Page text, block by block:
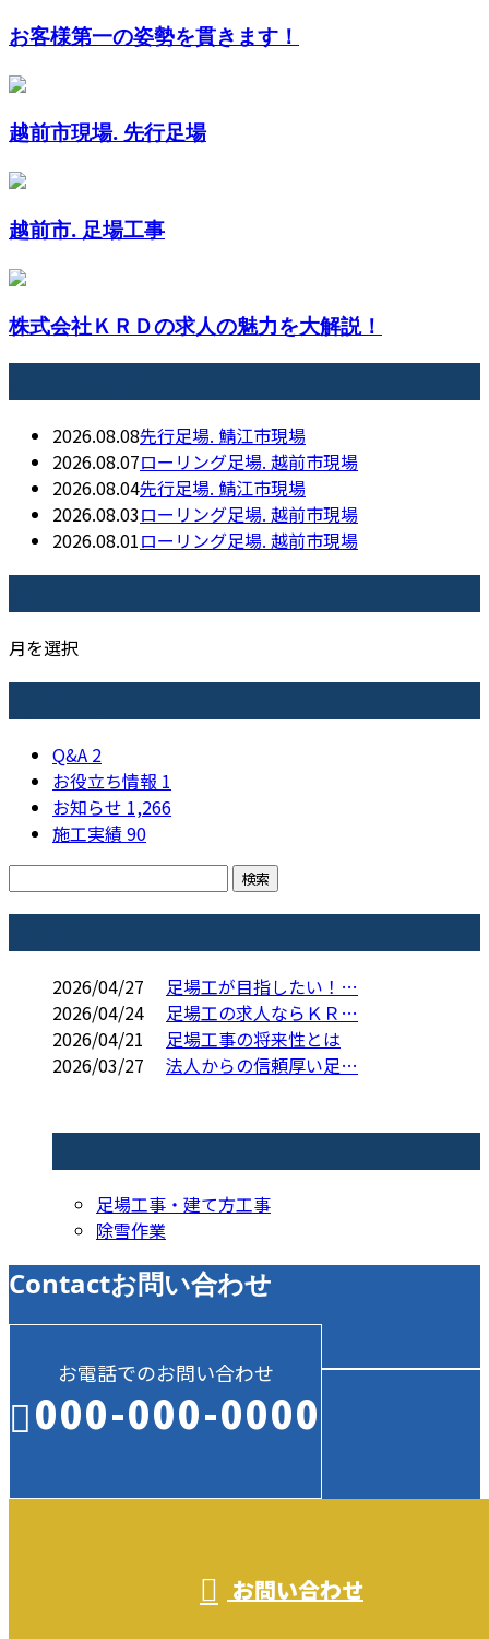
お客様第一の姿勢を貫きます！
越前市現場. 先行足場
越前市. 足場工事
株式会社ＫＲＤの求人の魅力を大解説！
2026.08.08先行足場. 鯖江市現場
2026.08.07ローリング足場. 越前市現場
2026.08.04先行足場. 鯖江市現場
2026.08.03ローリング足場. 越前市現場
2026.08.01ローリング足場. 越前市現場
月を選択
Q&A 2
お役立ち情報 1
お知らせ 1,266
施工実績90
2026/04/27
足場工が目指したい！…
2026/04/24
足場工の求人ならＫＲ…
2026/04/21
足場工事の将来性とは
2026/03/27
法人からの信頼厚い足…
足場工事・建て方工事
除雪作業
Contactお問い合わせ
お電話でのお問い合わせ
000-000-0000
お問い合わせ